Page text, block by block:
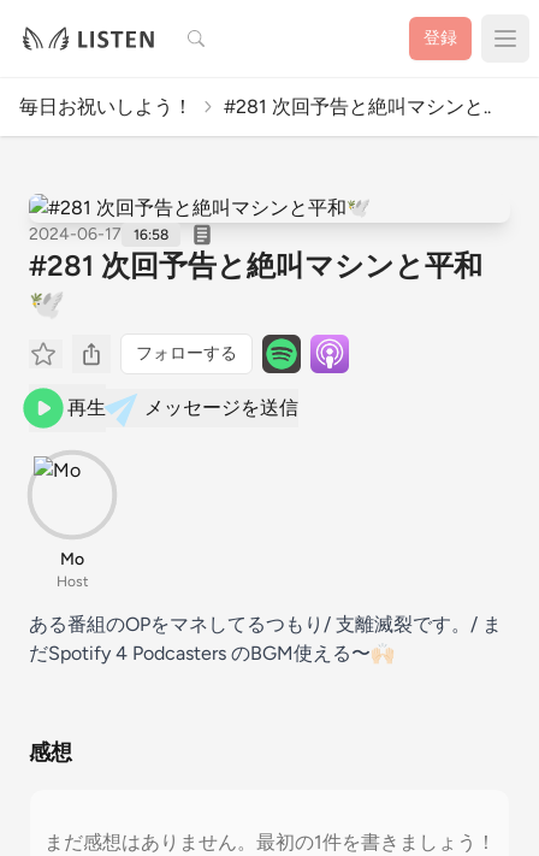
検索 登録
毎日お祝いしよう！ #281 次回予告と絶叫マシンと..
2024-06-17 16:58
#281 次回予告と絶叫マシンと平和
🕊️
フォローする
再生 メッセージを送信
Mo
Host
ある番組のOPをマネしてるつもり/ 支離滅裂です。/ ま
だSpotify 4 Podcasters のBGM使える〜🙌🏻
感想
まだ感想はありません。最初の1件を書きましょう！